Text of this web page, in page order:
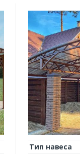
Тип навеса